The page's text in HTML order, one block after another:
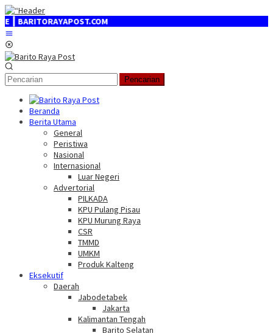
Loncat
ke
konten
Pencarian
Beranda
Berita Utama
General
Peristiwa
Nasional
Internasional
Luar Negeri
Advertorial
PILKADA
KPU Pulang Pisau
KPU Murung Raya
CSR
TMMD
UMKM
Produk Kalteng
Eksekutif
Daerah
Jabodetabek
Jakarta
Kalimantan Tengah
Barito Selatan